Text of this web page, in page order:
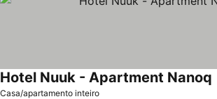
Casa/apartamento inteiro
Hotel Nuuk - Apartment Nanoq